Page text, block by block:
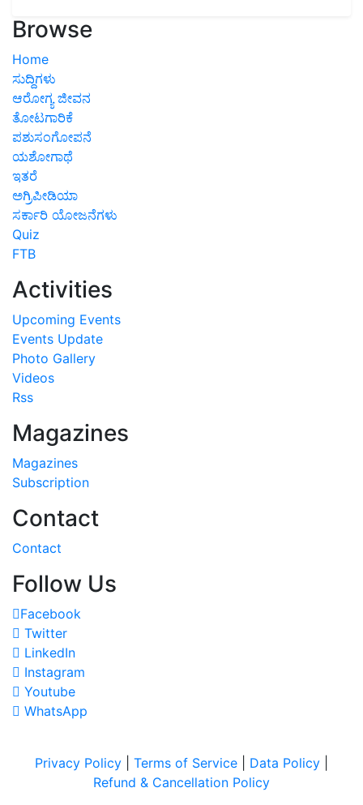
Browse
Home
ಸುದ್ದಿಗಳು
ಆರೋಗ್ಯ ಜೀವನ
ತೋಟಗಾರಿಕೆ
ಪಶುಸಂಗೋಪನೆ
ಯಶೋಗಾಥೆ
ಇತರೆ
ಅಗ್ರಿಪೀಡಿಯಾ
ಸರ್ಕಾರಿ ಯೋಜನೆಗಳು
Quiz
FTB
Activities
Upcoming Events
Events Update
Photo Gallery
Videos
Rss
Magazines
Magazines
Subscription
Contact
Contact
Follow Us
Facebook
Twitter
LinkedIn
Instagram
Youtube
WhatsApp
Privacy Policy Terms of Service Data Policy
Refund & Cancellation Policy